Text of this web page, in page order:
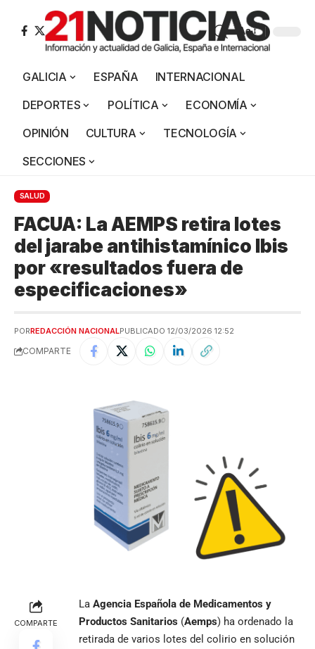
Aa
GALICIA ESPAÑA
INTERNACIONAL
DEPORTES
POLÍTICA
ECONOMÍA
OPINIÓN
CULTURA
TECNOLOGÍA
SECCIONES
SALUD
FACUA: La AEMPS retira lotes
del jarabe antihistamínico Ibis
por «resultados fuera de
especificaciones»
PORREDACCIÓN NACIONALPUBLICADO 12/03/2026 12:52
COMPARTE
COMPARTE
La Agencia Española de Medicamentos y
Productos Sanitarios (Aemps) ha ordenado la
retirada de varios lotes del colirio en solución